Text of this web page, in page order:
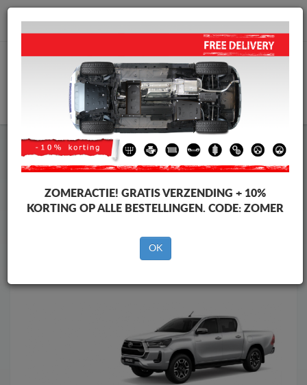
info@motorbeschermplaat.com
WINKELWAGEN
Motor Beschermplaat Motor Beschermplaat Toyota
Motor Beschermplaat
Invincible
Merken
Merken
Terug naar de catalogus
ZOMERACTIE! GRATIS VERZENDING + 10%
KORTING OP ALLE BESTELLINGEN. CODE: ZOMER
OK